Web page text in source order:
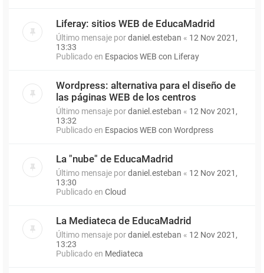
Liferay: sitios WEB de EducaMadrid
Último mensaje pordaniel.esteban « 12 Nov 2021,
13:33
Publicado en Espacios WEB con Liferay
Wordpress: alternativa para el diseño de
las páginas WEB de los centros
Último mensaje pordaniel.esteban « 12 Nov 2021,
13:32
Publicado en Espacios WEB con Wordpress
La "nube" de EducaMadrid
Último mensaje pordaniel.esteban « 12 Nov 2021,
13:30
Publicado en Cloud
La Mediateca de EducaMadrid
Último mensaje pordaniel.esteban « 12 Nov 2021,
13:23
Publicado en Mediateca